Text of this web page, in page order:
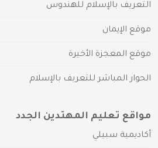
التعريف بالإسلام للهندوس
موقع الإيمان
موقع المعجزة الأخيرة
الحوار المباشر للتعريف بالإسلام
مواقع تعليم المهتدين الجدد
أكاديمية سبيلي